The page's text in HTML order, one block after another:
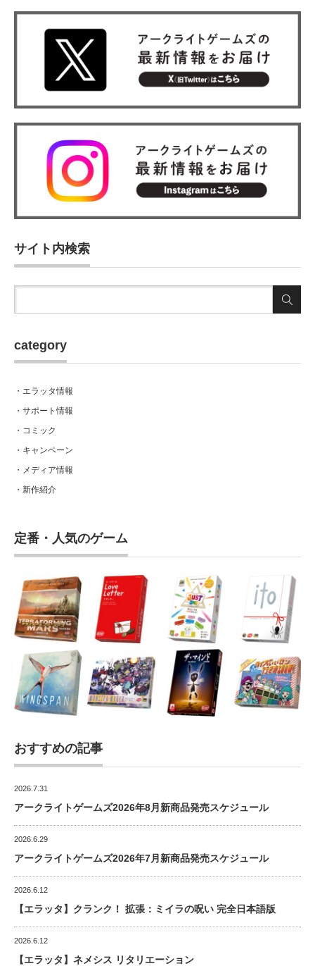
サイト内検索
category
・エラッタ情報
・サポート情報
・コミック
・キャンペーン
・メディア情報
・新作紹介
定番・人気のゲーム
おすすめの記事
2026.7.31
アークライトゲームズ2026年8月新商品発売スケジュール
2026.6.29
アークライトゲームズ2026年7月新商品発売スケジュール
2026.6.12
【エラッタ】クランク！ 拡張：ミイラの呪い 完全日本語版
2026.6.12
【エラッタ】ネメシス リタリエーション